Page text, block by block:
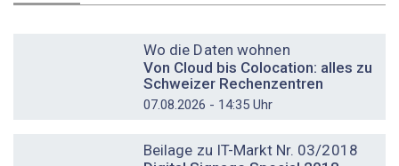
Wo die Daten wohnen
Von Cloud bis Colocation: alles zu
Schweizer Rechenzentren
07.08.2026 - 14:35 Uhr
Beilage zu IT-Markt Nr. 03/2018